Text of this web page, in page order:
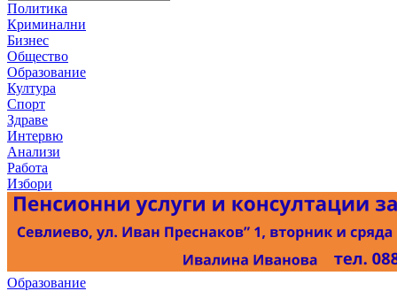
Политика
Криминални
Бизнес
Общество
Образование
Култура
Спорт
Здраве
Интервю
Анализи
Работа
Избори
Образование